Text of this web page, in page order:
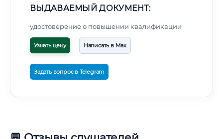
ВЫДАВАЕМЫЙ ДОКУМЕНТ:
удостоверение о повышении квалификации
Узнать цену Написать в Max
Задать вопрос в Telegram